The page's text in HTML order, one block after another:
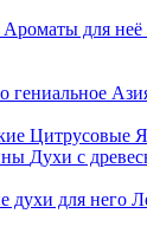
Ароматы для неё
гениальное
Цитрусовые
Духи с
духи для него